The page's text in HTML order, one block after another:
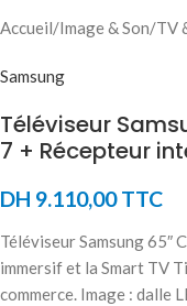
Accueil/Image & Son/TV
Samsung
Téléviseur
7 + Récepteur
DH 9.110,00TTC
Téléviseur Samsung 65″
immersif et la Smart TV
commerce. Image : dalle